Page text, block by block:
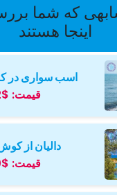
که شما
اینجا هستند
اسب سواری در
قیمت: $52
دالیان از
قیمت: $70